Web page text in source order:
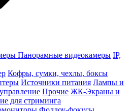
Панорамные видеокамеры IP,
Кофры, сумки, чехлы, боксы
Источники питания Лампы и
Прочие ЖК-Экраны и
для стриминга